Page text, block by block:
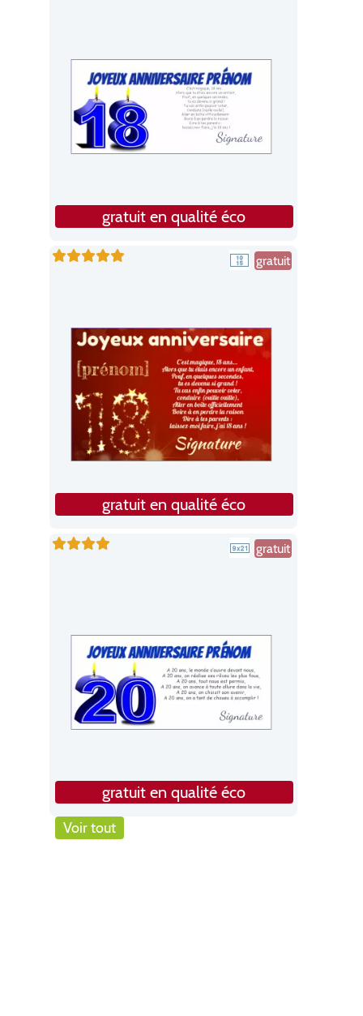
gratuit en qualité éco
gratuit
gratuit en qualité éco
gratuit
gratuit en qualité éco
Voir tout